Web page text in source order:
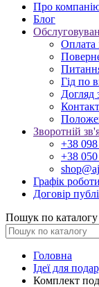
Про
Блог
Оплата
Гід по
Догляд
Зворотній
+38
+38
Графік роботи
Договір
Пошук по каталогу
Головна
Ідеї для
Комплект